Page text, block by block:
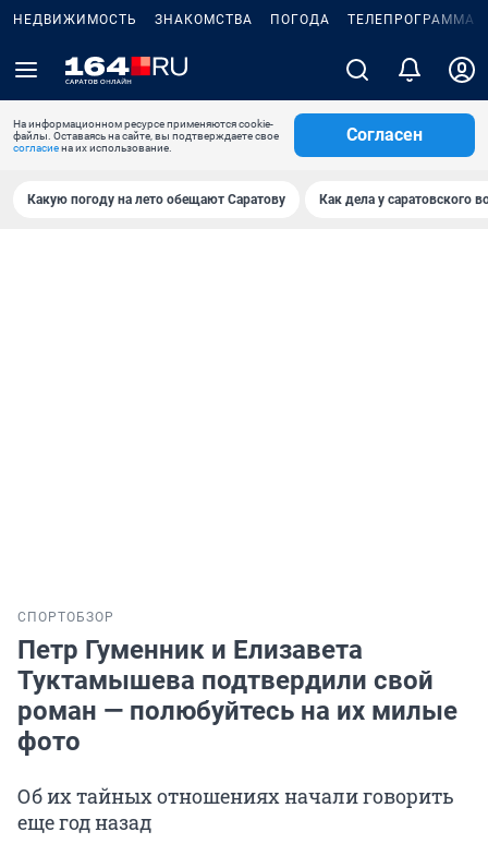
НЕДВИЖИМОСТЬ ЗНАКОМСТВА ПОГОДА ТЕЛЕПРОГРАММА
На информационном ресурсе применяются cookie-
файлы. Оставаясь на сайте, вы подтверждаете свое
согласиена их использование.
Согласен
Какую погоду на лето обещают Саратову Как дела у саратовского
СПОРТОБЗОР
Петр Гуменник и Елизавета
Туктамышева подтвердили свой
роман — полюбуйтесь на их милые
фото
Об их тайных отношениях начали говорить
еще год назад